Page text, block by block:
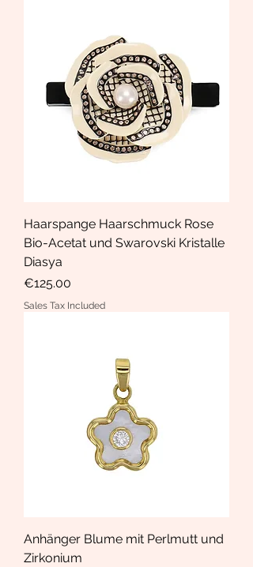
Haarspange Haarschmuck Rose
Bio-Acetat und Swarovski Kristalle
Diasya
Price
€125.00
Sales Tax Included
Anhänger Blume mit Perlmutt und
Zirkonium